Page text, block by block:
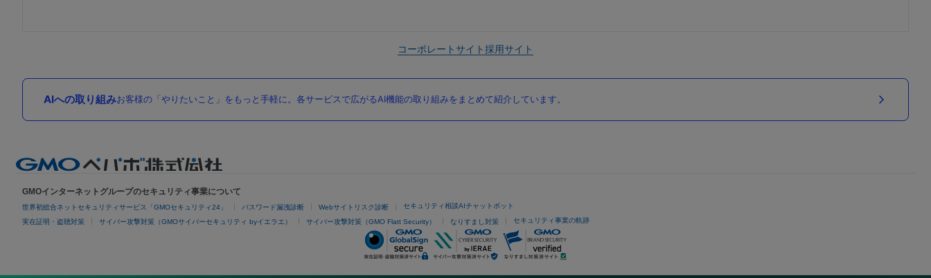
コーポレートサイト採用サイト
AIへの取り組みお客様の「やりたいこと」をもっと手軽に。各サービスで広がるAI機能の取り組みをまとめて紹介しています。
GMOインターネットグループのセキュリティ事業について
世界初総合ネットセキュリティサービス「GMOセキュリティ24」 パスワード漏洩診断 Webサイトリスク診断 セキュリティ相談AIチャットボット
実在証明・盗聴対策 サイバー攻撃対策（GMOサイバーセキュリティ byイエラエ） サイバー攻撃対策（GMO Flatt Security） なりすまし対策 セキュリティ事業の軌跡